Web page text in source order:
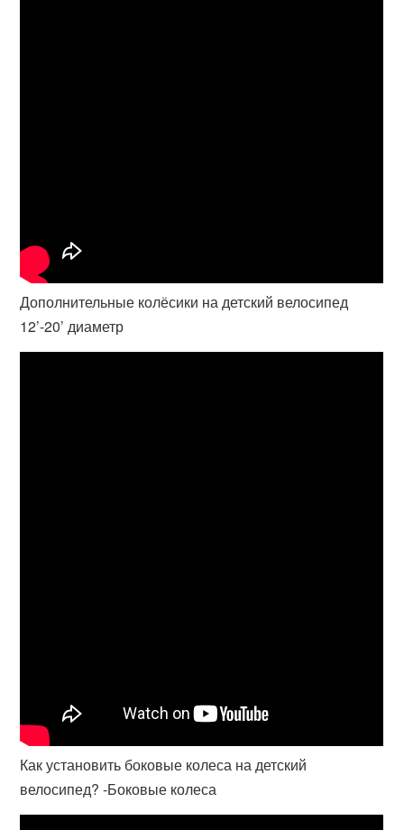
Дополнительные колёсики на детский велосипед
12’-20’ диаметр
Как установить боковые колеса на детский
велосипед? -Боковые колеса